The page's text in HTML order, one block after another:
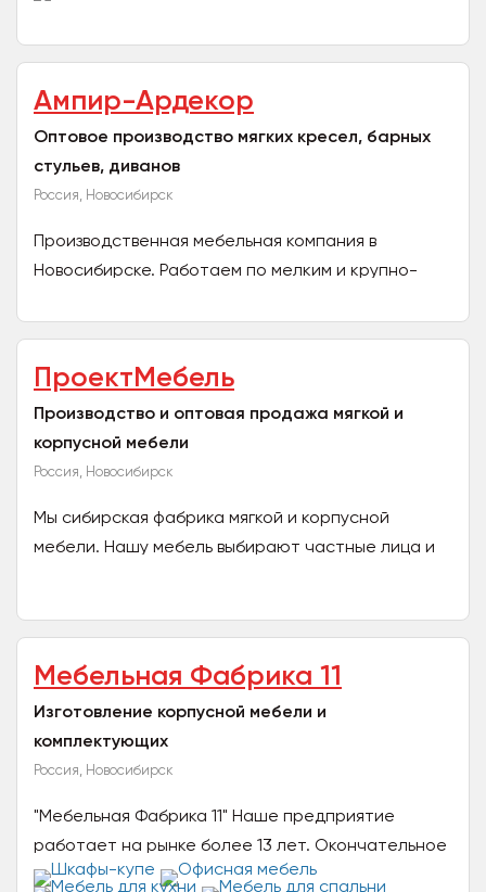
Ампир-Ардекор
Оптовое производство мягких кресел, барных
стульев, диванов
Россия, Новосибирск
Производственная мебельная компания в
Новосибирске. Работаем по мелким и крупно-
Кроме производства...
ПроектМебель
Производство и оптовая продажа мягкой и
корпусной мебели
Россия, Новосибирск
Мы сибирская фабрика мягкой и корпусной
мебели. Нашу мебель выбирают частные лица и
Мебельная Фабрика 11
Изготовление корпусной мебели и
комплектующих
Россия, Новосибирск
"Мебельная Фабрика 11" Наше предприятие
работает на рынке более 13 лет. Окончательное
формирование организации было завершено в